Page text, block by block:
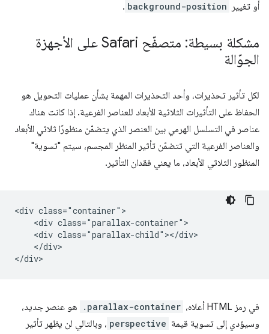
أو تغيير background-position
.
مشكلة بسيطة: متصفّح Safari على الأجهزة
الجوّالة
لكل تأثير تحذيرات، وأحد التحذيرات المهمة بشأن عمليات التحويل هو
الحفاظ على التأثيرات الثلاثية الأبعاد للعناصر الفرعية. إذا كانت هناك
عناصر في التسلسل الهرمي بين العنصر الذي يتضمّن منظورًا ثلاثي الأبعاد
والعناصر الفرعية التي تتضمّن تأثير المنظر المجسم، سيتم "تسوية"
المنظور الثلاثي الأبعاد، ما يعني فقدان التأثير.
<div class="container">
    <div class="parallax-container">
    <div class="parallax-child"></div>
    </div>
في رمز HTML أعلاه، .parallax-container
هو عنصر جديد،
وسيؤدي إلى تسوية قيمة perspective ، وبالتالي لن يظهر تأثير